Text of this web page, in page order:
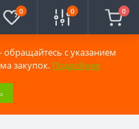
с указанием
закупок. Подробнее
0 0 0